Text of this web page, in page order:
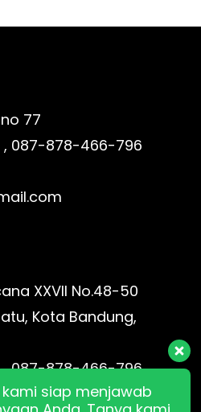
77
087-878-466-796
XXVII No.48-50
Kota Bandung,
087-878-466-796
kami siap menjawab